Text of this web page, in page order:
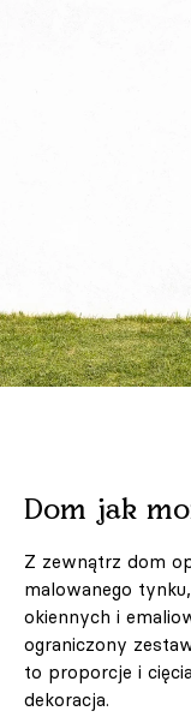
Dom jak
Z zewnątrz dom
malowanego
okiennych i
ograniczony
to proporcje i
dekoracja.